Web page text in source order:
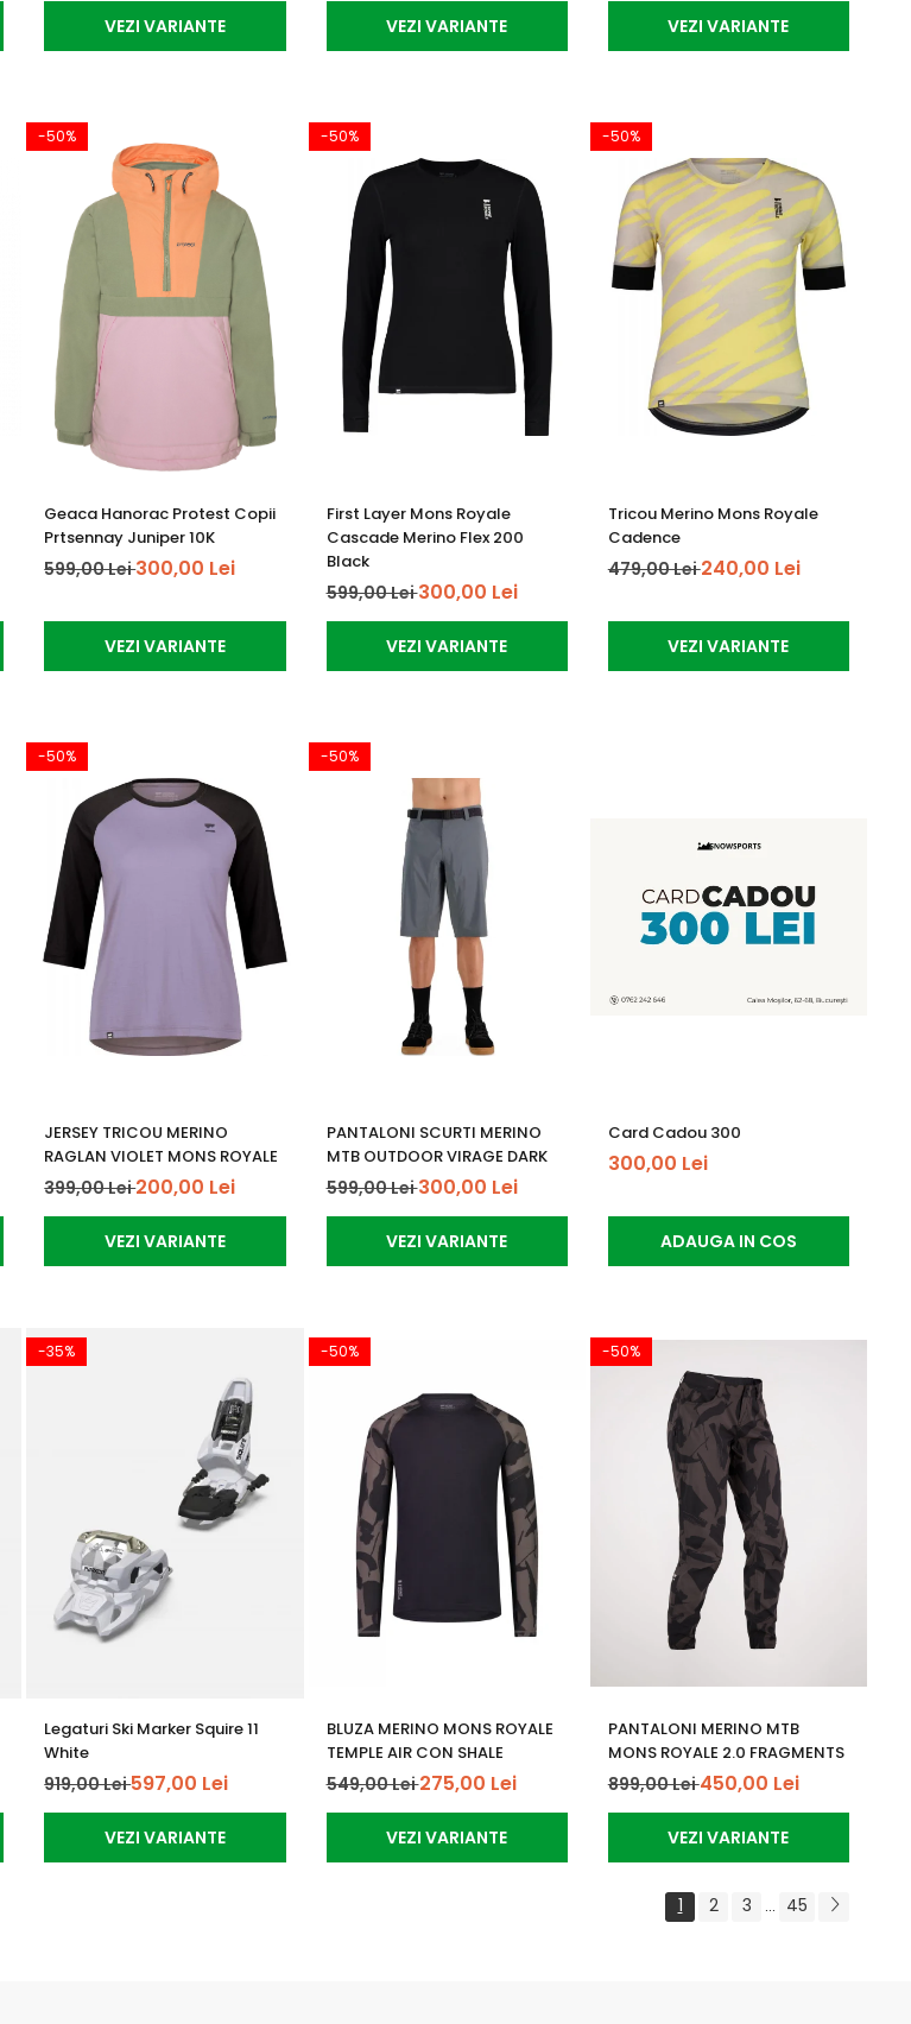
VEZI VARIANTE VEZI VARIANTE VEZI VARIANTE
-50%
Geaca Hanorac Protest Copii
Prtsennay Juniper 10K
599,00 Lei300,00 Lei
VEZI VARIANTE
-50%
First Layer Mons Royale
Cascade Merino Flex 200
Black
599,00 Lei300,00 Lei
VEZI VARIANTE
-50%
Tricou Merino Mons Royale
Cadence
479,00 Lei240,00 Lei
VEZI VARIANTE
-50%
JERSEY TRICOU MERINO
RAGLAN VIOLET MONS ROYALE
399,00 Lei200,00 Lei
VEZI VARIANTE
-50%
PANTALONI SCURTI MERINO
MTB OUTDOOR VIRAGE DARK
599,00 Lei300,00 Lei
VEZI VARIANTE
Card Cadou 300
300,00 Lei
ADAUGA IN COS
-35%
Legaturi Ski Marker Squire 11
White
919,00 Lei597,00 Lei
VEZI VARIANTE
-50%
BLUZA MERINO MONS ROYALE
TEMPLE AIR CON SHALE
549,00 Lei275,00 Lei
VEZI VARIANTE
-50%
PANTALONI MERINO MTB
MONS ROYALE 2.0 FRAGMENTS
899,00 Lei450,00 Lei
VEZI VARIANTE
1 2 3 ... 45